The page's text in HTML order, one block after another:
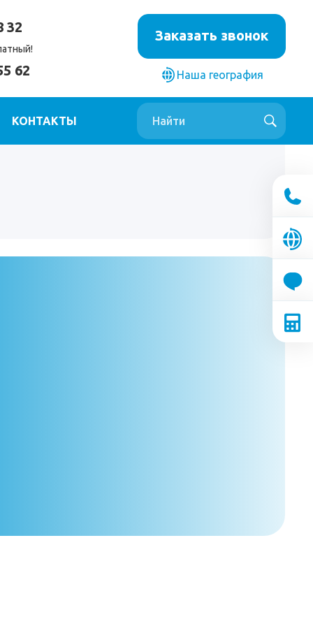
32
62
Заказать звонок
Наша география
КОНТАКТЫ